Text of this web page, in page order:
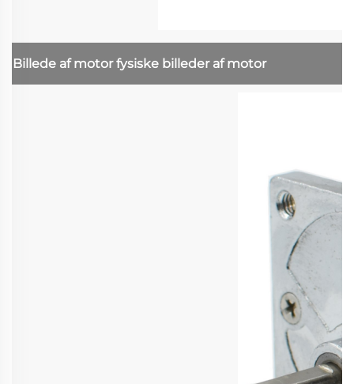
Billede af motorfysiske billeder af motor